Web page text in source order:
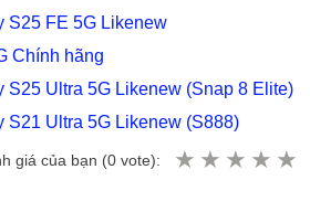
S25 FE 5G Likenew
Chính hãng
S25 Ultra 5G Likenew (Snap 8 Elite)
S21 Ultra 5G Likenew (S888)
giá của bạn (0 vote):